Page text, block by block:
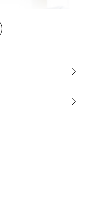
sưởi gốm